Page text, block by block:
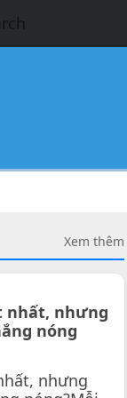
Xem thêm
nhất, nhưng
nóng
nhưng